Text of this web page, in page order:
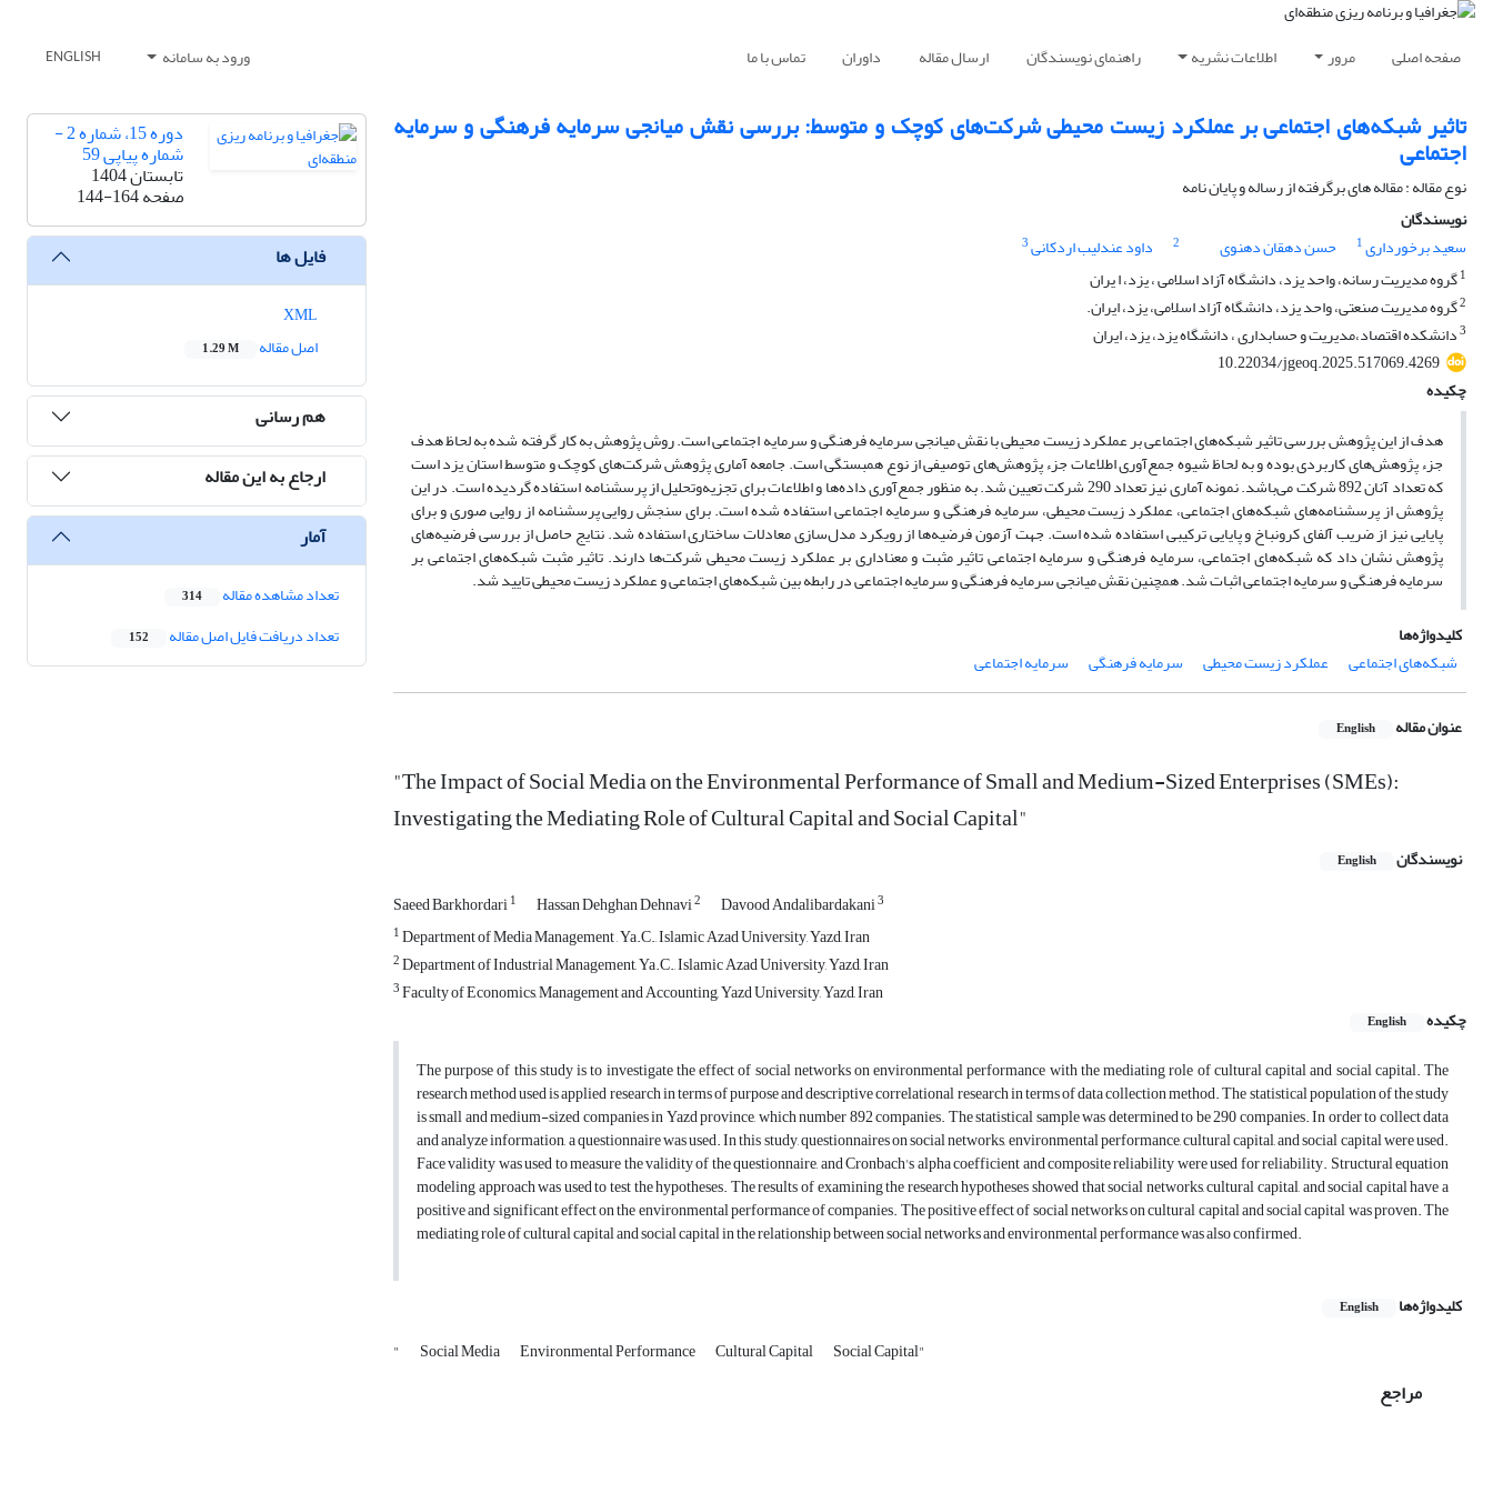
صفحه اصلی مرور اطلاعات نشریه راهنمای نویسندگان ارسال مقاله داوران تماس با ما ورود به سامانه ENGLISH
تاثیر شبکه‌های اجتماعی بر عملکرد زیست محیطی شرکت‌های کوچک و متوسط: بررسی نقش میانجی سرمایه فرهنگی و سرمایه
اجتماعی
نوع مقاله : مقاله های برگرفته از رساله و پایان نامه
نویسندگان
سعید برخورداری1 حسن دهقان دهنوی 2 داود عندلیب اردکانی3
1گروه مدیریت رسانه، واحد یزد، دانشگاه آزاد اسلامی ، یزد، ا یران
2گروه مدیریت صنعتی، واحد یزد، دانشگاه آزاد اسلامی، یزد، ایران.
3دانشکده اقتصاد،مدیریت و حسابداری ، دانشگاه یزد، یزد، ایران
10.22034/jgeoq.2025.517069.4269
چکیده
هدف از این پژوهش بررسی تاثیر شبکه‌های اجتماعی بر عملکرد زیست محیطی با نقش میانجی سرمایه فرهنگی و سرمایه اجتماعی است. روش پژوهش به کار گرفته‌ شده به لحاظ هدف
جزء پژوهش‌های کاربردی بوده و به لحاظ شیوه جمع‌آوری اطلاعات جزء پژوهش‌های توصیفی از نوع همبستگی است. جامعه آماری پژوهش شرکت‌های کوچک و متوسط استان یزد است
که تعداد آنان 892 شرکت می‌باشد. نمونه آماری نیز تعداد 290 شرکت تعیین شد. به ‌منظور جمع‌آوری داده‌ها و اطلاعات برای تجزیه‌وتحلیل از پرسشنامه استفاده گردیده است. در این
پژوهش از پرسشنامه‌های شبکه‌های اجتماعی، عملکرد زیست محیطی، سرمایه فرهنگی و سرمایه اجتماعی استفاده شده است. برای سنجش روایی پرسشنامه از روایی صوری و برای
پایایی نیز از ضریب آلفای کرونباخ و پایایی ترکیبی استفاده شده است. جهت آزمون فرضیه‌ها از رویکرد مدل‌سازی معادلات ساختاری استفاده شد. نتایج حاصل از بررسی فرضیه‌های
پژوهش نشان داد که شبکه‌های اجتماعی، سرمایه فرهنگی و سرمایه اجتماعی تاثیر مثبت و معناداری بر عملکرد زیست محیطی شرکت‌ها دارند. تاثیر مثبت شبکه‌های اجتماعی بر
سرمایه فرهنگی و سرمایه اجتماعی اثبات شد. همچنین نقش میانجی سرمایه فرهنگی و سرمایه اجتماعی در رابطه بین شبکه‌های اجتماعی و عملکرد زیست محیطی تایید شد.
کلیدواژه‌ها
شبکه‌های اجتماعی
عملکرد زیست محیطی سرمایه فرهنگی سرمایه اجتماعی
عنوان مقاله English
"The Impact of Social Media on the Environmental Performance of Small and Medium-Sized Enterprises (SMEs):
Investigating the Mediating Role of Cultural Capital and Social Capital"
نویسندگان English
Saeed Barkhordari1 Hassan Dehghan Dehnavi2 Davood Andalibardakani3
1Department of Media Management , Ya.C., Islamic Azad University, Yazd, Iran
2Department of Industrial Management, Ya.C., Islamic Azad University, Yazd, Iran
3Faculty of Economics, Management and Accounting, Yazd University, Yazd, Iran
چکیده
English
The purpose of this study is to investigate the effect of social networks on environmental performance with the mediating role of cultural capital and social capital. The
research method used is applied research in terms of purpose and descriptive correlational research in terms of data collection method. The statistical population of the study
is small and medium-sized companies in Yazd province, which number 892 companies. The statistical sample was determined to be 290 companies. In order to collect data
and analyze information, a questionnaire was used. In this study, questionnaires on social networks, environmental performance, cultural capital, and social capital were used.
Face validity was used to measure the validity of the questionnaire, and Cronbach's alpha coefficient and composite reliability were used for reliability. Structural equation
modeling approach was used to test the hypotheses. The results of examining the research hypotheses showed that social networks, cultural capital, and social capital have a
positive and significant effect on the environmental performance of companies. The positive effect of social networks on cultural capital and social capital was proven. The
mediating role of cultural capital and social capital in the relationship between social networks and environmental performance was also confirmed.
کلیدواژه‌ها English
" Social Media Environmental Performance Cultural Capital Social Capital"
مراجع
دوره 15، شماره 2 -
شماره پیاپی 59
تابستان 1404
صفحه144-164
فایل ها
اصل مقاله
1.29 M
هم رسانی
ارجاع به این مقاله
آمار
تعداد مشاهده مقاله 314
تعداد دریافت فایل اصل مقاله 152